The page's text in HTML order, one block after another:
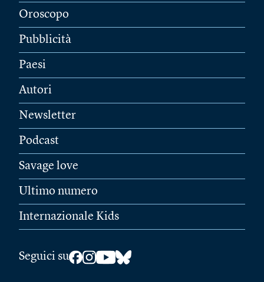
Oroscopo
Pubblicità
Paesi
Autori
Newsletter
Podcast
Savage love
Ultimo numero
Internazionale Kids
Seguici su